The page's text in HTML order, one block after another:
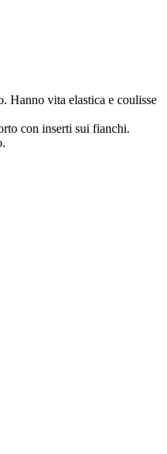
Hanno vita elastica e coulisse
con inserti sui fianchi.